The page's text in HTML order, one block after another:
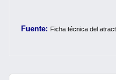
Fuente: Ficha técnica del